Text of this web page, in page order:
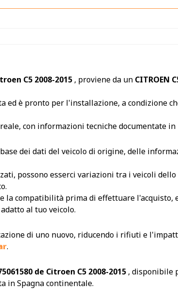
C5 2008-2015 , proviene da un CITROEN
ed è pronto per l'installazione, a condizione
con informazioni tecniche documentate
dei dati del veicolo di origine, delle
possono esserci variazioni tra i veicoli
compatibilità prima di effettuare l'acquisto,
al tuo veicolo.
di uno nuovo, riducendo i rifiuti e
.
de Citroen C5 2008-2015 , disponibile
in Spagna continentale.